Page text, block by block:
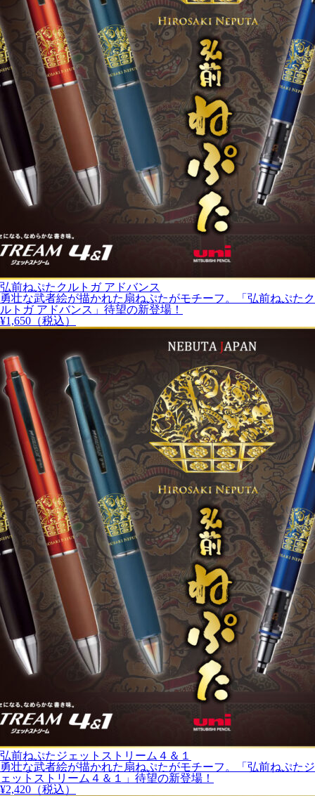
弘前ねぷたクルトガ アドバンス
勇壮な武者絵が描かれた扇ねぷたがモチーフ。「弘前ねぷたク
ルトガ アドバンス」待望の新登場！
¥1,650 （税込）
弘前ねぷたジェットストリーム４＆１
勇壮な武者絵が描かれた扇ねぷたがモチーフ。「弘前ねぷたジ
ェットストリーム４＆１」待望の新登場！
¥2,420 （税込）